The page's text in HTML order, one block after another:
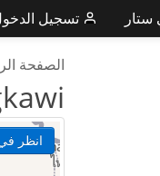
تسجيل
الصفحة
انظر في